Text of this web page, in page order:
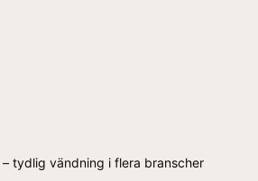
tydlig vändning i flera branscher